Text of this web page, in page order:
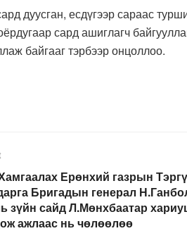
дуусган, есдүгээр сараас
сард ашиглагч
байгааг тэрбээр онцоллоо.
Ерөнхий газрын
Бригадын генерал
зүйн сайд Л.Мөнхбаатар
ажлаас нь чөлөөлөө